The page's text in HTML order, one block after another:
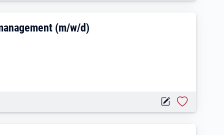
& Anforderungsmanagement (m/w/
(m/w/d)